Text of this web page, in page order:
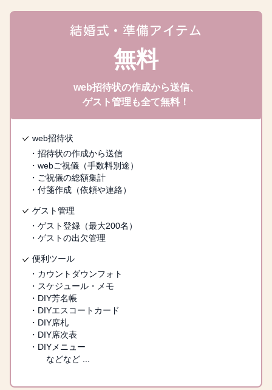
プロフィール
主催者のプロフィールが表
結婚式・準備アイテム
無料
web招待状の作成から送信、
ゲスト管理も全て無料！
web招待状
・招待状の作成から送信
・webご祝儀（手数料別途）
・ご祝儀の総額集計
・付箋作成（依頼や連絡）
ゲスト管理
・ゲスト登録（最大200名）
・ゲストの出欠管理
便利ツール
・カウントダウンフォト
・スケジュール・メモ
・DIY芳名帳
・DIYエスコートカード
・DIY席札
・DIY席次表
・DIYメニュー
などなど ...